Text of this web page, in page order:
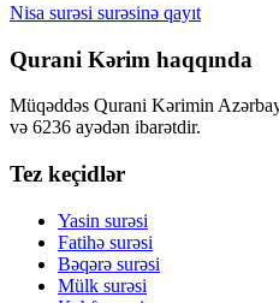
Nisa surəsi surəsinə qayıt
Qurani Kərim haqqında
Müqəddəs Qurani Kərimin
və 6236 ayədən ibarətdir.
Tez keçidlər
Yasin surəsi
Fatihə surəsi
Bəqərə surəsi
Mülk surəsi